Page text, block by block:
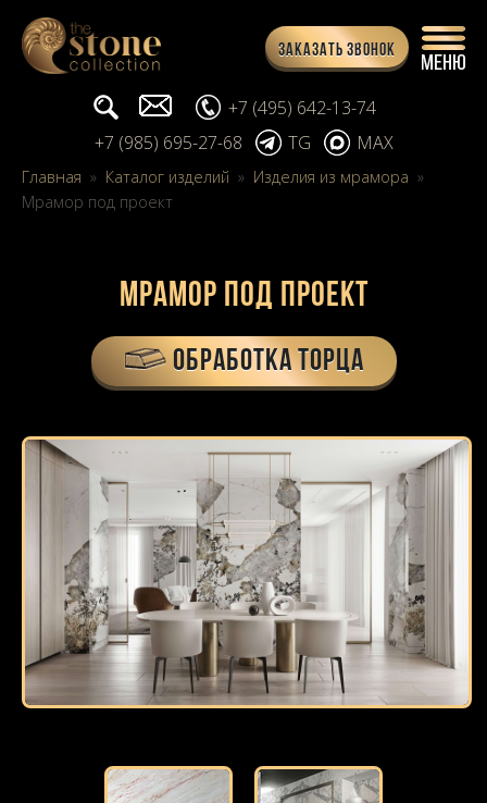
Заказать звонок
Поиск... info@stone-collection.ru
+7 (495) 642-13-74
+7 (985) 695-27-68
TG MAX
Главная » Каталог изделий » Изделия из мрамора »
Мрамор под проект
Мрамор под проект
ОБРАБОТКА ТОРЦА